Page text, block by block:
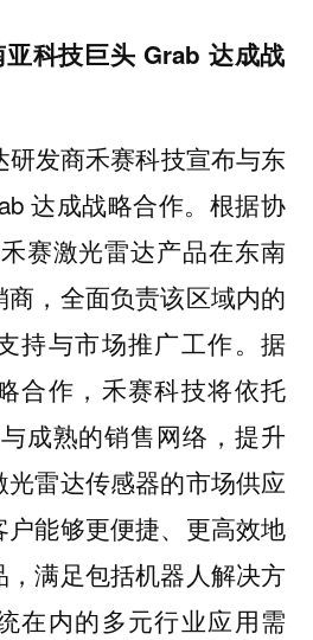
科技巨头 Grab 达成战
研发商禾赛科技宣布与东
达成战略合作。根据协
赛激光雷达产品在东南
，全面负责该区域内的
持与市场推广工作。据
合作，禾赛科技将依托
成熟的销售网络，提升
雷达传感器的市场供应
能够更便捷、更高效地
满足包括机器人解决方
在内的多元行业应用需